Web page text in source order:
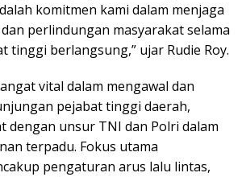
komitmen kami dalam menjaga
perlindungan masyarakat selama
tinggi berlangsung,” ujar Rudie Roy.
vital dalam mengawal dan
pejabat tinggi daerah,
dengan unsur TNI dan Polri dalam
terpadu. Fokus utama
pengaturan arus lalu lintas,